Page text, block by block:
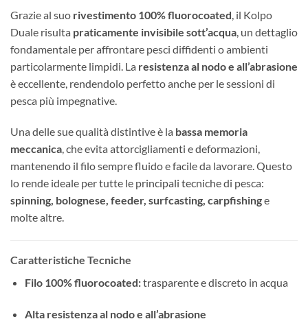
Grazie al suo rivestimento 100% fluorocoated , il Kolpo
Duale risulta praticamente invisibile sott’acqua , un dettaglio
fondamentale per affrontare pesci diffidenti o ambienti
particolarmente limpidi. La resistenza al nodo e all’abrasione
è eccellente, rendendolo perfetto anche per le sessioni di
pesca più impegnative.
Una delle sue qualità distintive è la bassa memoria
meccanica, che evita attorcigliamenti e deformazioni,
mantenendo il filo sempre fluido e facile da lavorare. Questo
lo rende ideale per tutte le principali tecniche di pesca:
spinning, bolognese, feeder, surfcasting, carpfishinge
molte altre.
Caratteristiche Tecniche
Filo 100% fluorocoated:trasparente e discreto in acqua
Alta resistenza al nodo e all’abrasione